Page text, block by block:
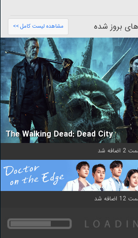
بروز شده مشاهده لیست کامل >>
The Walking Dead: Dead City